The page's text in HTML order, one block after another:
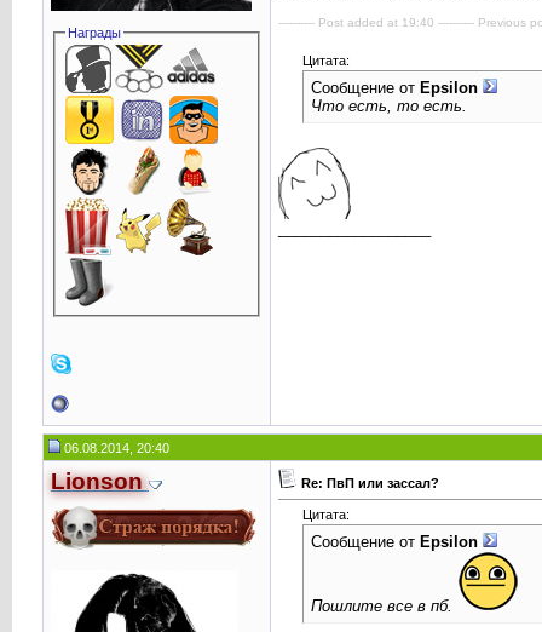
Награды
---------- Post added at 19:40 ---------- Previous
Цитата:
Сообщение от Epsilоn
Что есть, то есть.
06.08.2014, 20:40
Lionson Re: ПвП или зассал?
Цитата:
Сообщение от Epsilоn
Пошлите все в пб.